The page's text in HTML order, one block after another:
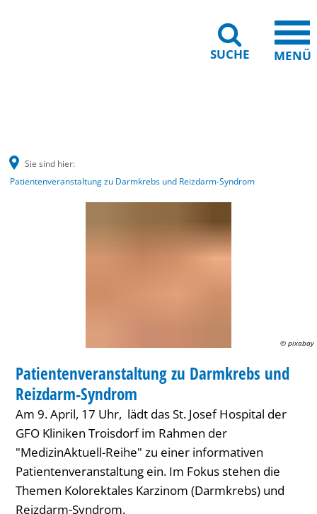
SUCHE MENÜ
Sie sind hier:
Patientenveranstaltung zu Darmkrebs und Reizdarm-Syndrom
© pixabay
KATEGORIE: INFORMATION
Patientenveranstaltung zu Darmkrebs und
Reizdarm-Syndrom
Am 9. April, 17 Uhr, lädt das St. Josef Hospital der
GFO Kliniken Troisdorf im Rahmen der
"MedizinAktuell-Reihe" zu einer informativen
Patientenveranstaltung ein. Im Fokus stehen die
Themen Kolorektales Karzinom (Darmkrebs) und
Reizdarm-Syndrom.